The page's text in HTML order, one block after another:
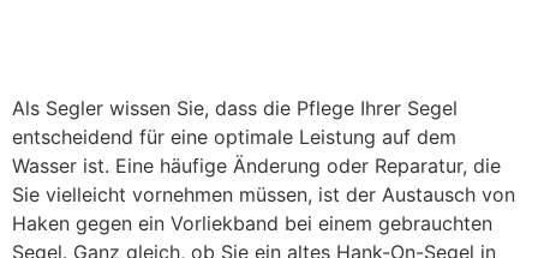
Als Segler wissen Sie, dass die Pflege Ihrer Segel
entscheidend für eine optimale Leistung auf dem
Wasser ist. Eine häufige Änderung oder Reparatur, die
Sie vielleicht vornehmen müssen, ist der Austausch von
Haken gegen ein Vorliekband bei einem gebrauchten
Segel. Ganz gleich, ob Sie ein altes Hank-On-Segel in